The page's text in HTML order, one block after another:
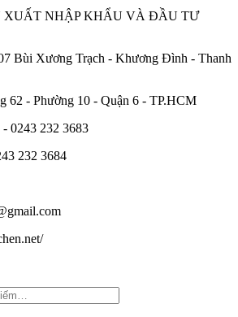
XUẤT NHẬP KHẨU VÀ ĐẦU TƯ
Bùi Xương Trạch - Khương Đình - Thanh
62 - Phường 10 - Quận 6 - TP.HCM
0243 232 3683
232 3684